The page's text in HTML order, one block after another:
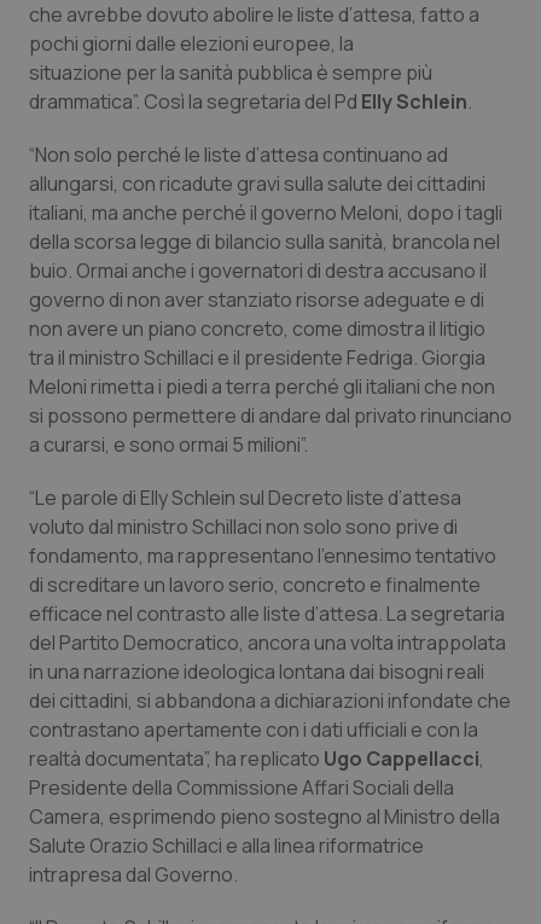
Lazio
Liguria
Lombardia
Marche
Molise
Piemonte
Provincia Autonoma di Bolzano
Provincia Autonoma di Trento
Puglia
Sardegna
Sicilia
Toscana
Umbria
Valle D’Aosta
Diabete & glucometri
Disturbi dell’umore
Dolore
Donna & Salute
Epatiti
HIV
Infezioni & Febbre
Ipertensione & Scompenso
Malattie rare
Malattia di Crohn & Rettocolite Ulcerosa
Neuroscienze & patologie neurodegenerative
Obesità
Oftalmologia
Oncodermatologia
che avrebbe dovuto abolire le liste d’attesa, fatto a
pochi giorni dalle elezioni europee, la
situazione per la sanità pubblica è sempre più
drammatica”. Così la segretaria del Pd Elly Schlein.
“Non solo perché le liste d’attesa continuano ad
allungarsi, con ricadute gravi sulla salute dei cittadini
italiani, ma anche perché il governo Meloni, dopo i tagli
della scorsa legge di bilancio sulla sanità, brancola nel
buio. Ormai anche i governatori di destra accusano il
governo di non aver stanziato risorse adeguate e di
non avere un piano concreto, come dimostra il litigio
tra il ministro Schillaci e il presidente Fedriga. Giorgia
Meloni rimetta i piedi a terra perché gli italiani che non
si possono permettere di andare dal privato rinunciano
a curarsi, e sono ormai 5 milioni”.
“Le parole di Elly Schlein sul Decreto liste d’attesa
voluto dal ministro Schillaci non solo sono prive di
fondamento, ma rappresentano l’ennesimo tentativo
di screditare un lavoro serio, concreto e finalmente
efficace nel contrasto alle liste d’attesa. La segretaria
del Partito Democratico, ancora una volta intrappolata
in una narrazione ideologica lontana dai bisogni reali
dei cittadini, si abbandona a dichiarazioni infondate che
contrastano apertamente con i dati ufficiali e con la
realtà documentata”, ha replicato Ugo Cappellacci,
Presidente della Commissione Affari Sociali della
Camera, esprimendo pieno sostegno al Ministro della
Salute Orazio Schillaci e alla linea riformatrice
intrapresa dal Governo.